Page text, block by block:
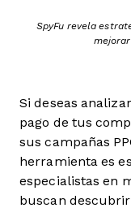
SpyFu revela
Si deseas
pago de tus
sus campañas
herramienta es
especialistas en
buscan